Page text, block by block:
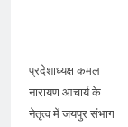
प्रदेशाध्यक्ष कमल
नारायण आचार्य के
नेतृत्व में जयपुर संभाग